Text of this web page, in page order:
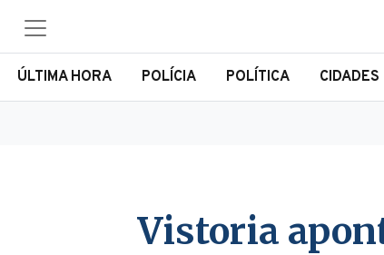
ÚLTIMA HORA POLÍCIA POLÍTICA CIDADES
Vistoria